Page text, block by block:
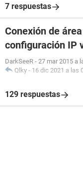
7 respuestas
Conexión de
configuración IP
DarkSeeR - 27 mar 2015 a
Qlky - 16 dic 2021 a las
129 respuestas